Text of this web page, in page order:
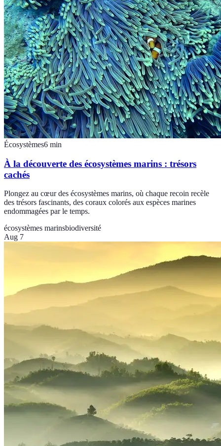
Écosystèmes6 min
À la découverte des écosystèmes marins : trésors
cachés
Plongez au cœur des écosystèmes marins, où chaque recoin recèle
des trésors fascinants, des coraux colorés aux espèces marines
endommagées par le temps.
écosystèmes marinsbiodiversité
Aug 7